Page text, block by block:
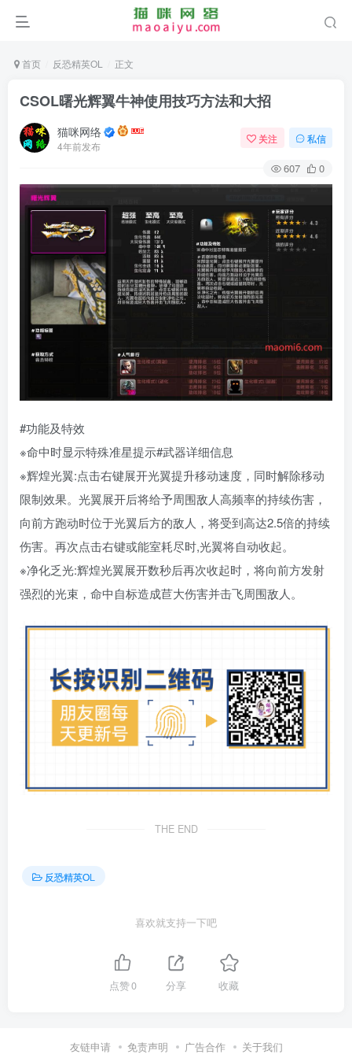
首页 反恐精英OL 正文
CSOL曙光辉翼牛神使用技巧方法和大招
猫咪网络
4年前发布
关注 私信
607 0
#功能及特效
※命中时显示特殊准星提示#武器详细信息
※辉煌光翼:点击右键展开光翼提升移动速度，同时解除移动
限制效果。光翼展开后将给予周围敌人高频率的持续伤害，
向前方跑动时位于光翼后方的敌人，将受到高达2.5倍的持续
伤害。再次点击右键或能室耗尽时,光翼将自动收起。
※净化乏光:辉煌光翼展开数秒后再次收起时，将向前方发射
强烈的光束，命中自标造成苣大伤害并击飞周围敌人。
THE END
反恐精英OL
喜欢就支持一下吧
点赞0 分享 收藏
友链申请 免责声明 广告合作 关于我们